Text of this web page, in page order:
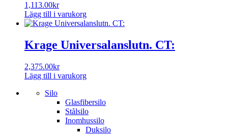
1,113.00kr
Lägg till i varukorg
Krage Universalanslutn. CT:
2,375.00kr
Lägg till i varukorg
Silo
Glasfibersilo
Stålsilo
Inomhussilo
Duksilo